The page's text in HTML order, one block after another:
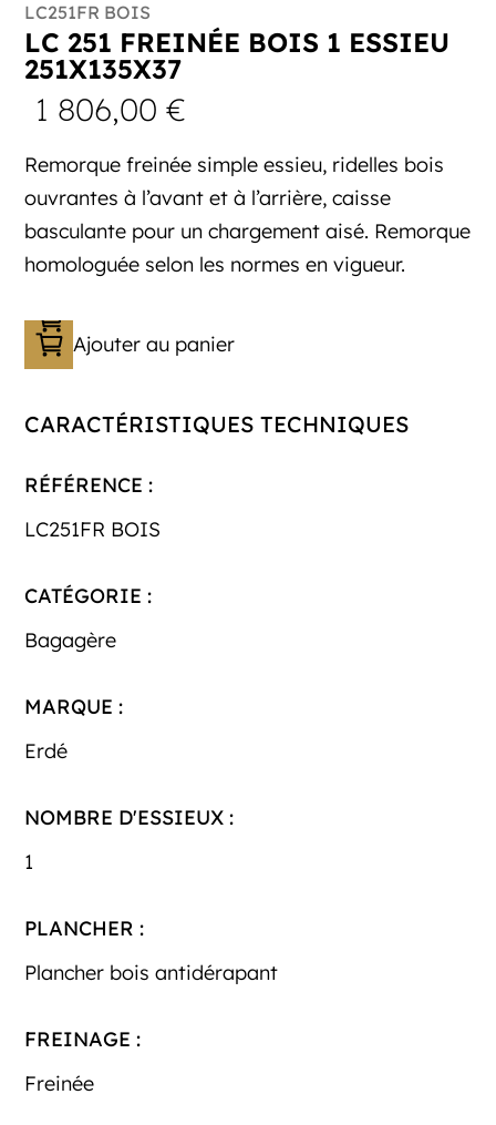
LC251FR BOIS
LC 251 FREINÉE BOIS 1 ESSIEU
251X135X37
1 806,00€
Remorque freinée simple essieu, ridelles bois
ouvrantes à l’avant et à l’arrière, caisse
basculante pour un chargement aisé. Remorque
homologuée selon les normes en vigueur.
Ajouter au panier
CARACTÉRISTIQUES TECHNIQUES
RÉFÉRENCE :
LC251FR BOIS
CATÉGORIE :
Bagagère
MARQUE :
Erdé
NOMBRE D'ESSIEUX :
1
PLANCHER :
Plancher bois antidérapant
FREINAGE :
Freinée